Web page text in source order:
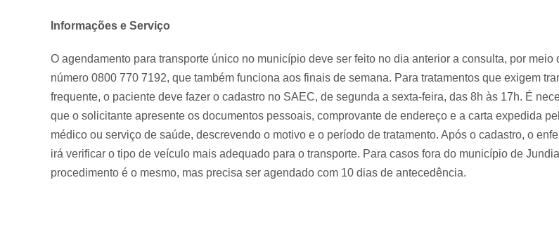
Informações e Serviço
O agendamento para transporte único no município deve ser feito no dia anterior a consulta, por meio
número 0800 770 7192, que também funciona aos finais de semana. Para tratamentos que exigem
frequente, o paciente deve fazer o cadastro no SAEC, de segunda a sexta-feira, das 8h às 17h. É
que o solicitante apresente os documentos pessoais, comprovante de endereço e a carta expedida
médico ou serviço de saúde, descrevendo o motivo e o período de tratamento. Após o cadastro, o
irá verificar o tipo de veículo mais adequado para o transporte. Para casos fora do município de
procedimento é o mesmo, mas precisa ser agendado com 10 dias de antecedência.